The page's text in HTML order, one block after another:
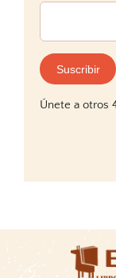
Dirección
correo
electrónico:
Suscribir
Únete a otros